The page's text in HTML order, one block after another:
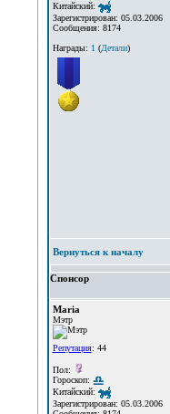
Китайский:
Зарегистрирован: 05.03.2006
Сообщения: 8174
Награды: 1(Детали)
Вернуться к началу
Спонсор
Maria
Мэтр
Репутация: 44
Пол:
Гороскоп:
Китайский:
Зарегистрирован: 05.03.2006